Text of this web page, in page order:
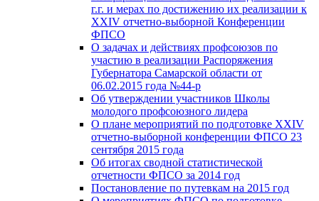
г.г. и мерах по достижению их реализации к
XXIV отчетно-выборной Конференции
ФПСО
О задачах и действиях профсоюзов по
участию в реализации Распоряжения
Губернатора Самарской области от
06.02.2015 года №44-р
Об утверждении участников Школы
молодого профсоюзного лидера
О плане мероприятий по подготовке XXIV
отчетно-выборной конференции ФПСО 23
сентября 2015 года
Об итогах сводной статистической
отчетности ФПСО за 2014 год
Постановление по путевкам на 2015 год